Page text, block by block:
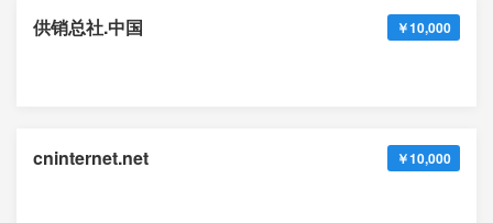
供销总社.中国 ￥10,000
cninternet.net ￥10,000